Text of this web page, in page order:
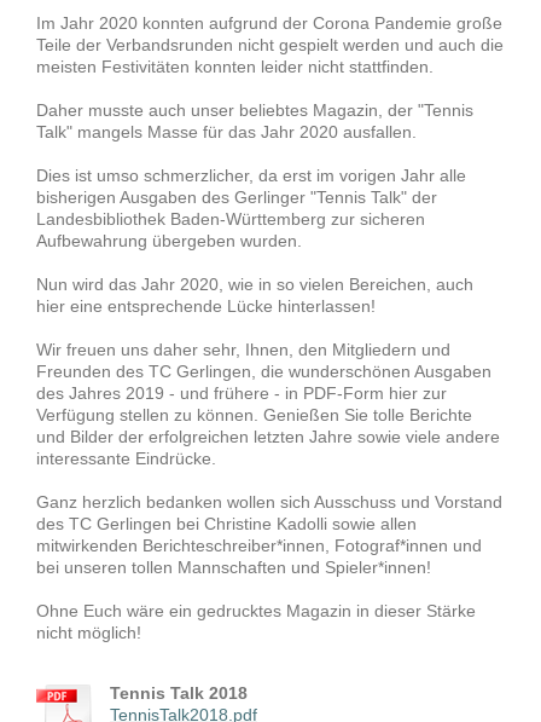
Im Jahr 2020 konnten aufgrund der Corona Pandemie große
Teile der Verbandsrunden nicht gespielt werden und auch die
meisten Festivitäten konnten leider nicht stattfinden.
Daher musste auch unser beliebtes Magazin, der "Tennis
Talk" mangels Masse für das Jahr 2020 ausfallen.
Dies ist umso schmerzlicher, da erst im vorigen Jahr alle
bisherigen Ausgaben des Gerlinger "Tennis Talk" der
Landesbibliothek Baden-Württemberg zur sicheren
Aufbewahrung übergeben wurden.
Nun wird das Jahr 2020, wie in so vielen Bereichen, auch
hier eine entsprechende Lücke hinterlassen!
Wir freuen uns daher sehr, Ihnen, den Mitgliedern und
Freunden des TC Gerlingen, die wunderschönen Ausgaben
des Jahres 2019 - und frühere - in PDF-Form hier zur
Verfügung stellen zu können. Genießen Sie tolle Berichte
und Bilder der erfolgreichen letzten Jahre sowie viele andere
interessante Eindrücke.
Ganz herzlich bedanken wollen sich Ausschuss und Vorstand
des TC Gerlingen bei Christine Kadolli sowie allen
mitwirkenden Berichteschreiber*innen, Fotograf*innen und
bei unseren tollen Mannschaften und Spieler*innen!
Ohne Euch wäre ein gedrucktes Magazin in dieser Stärke
nicht möglich!
Tennis Talk 2018
TennisTalk2018.pdf